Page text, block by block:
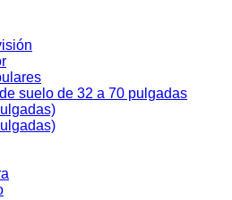
suelo de 32 a 70 pulgadas